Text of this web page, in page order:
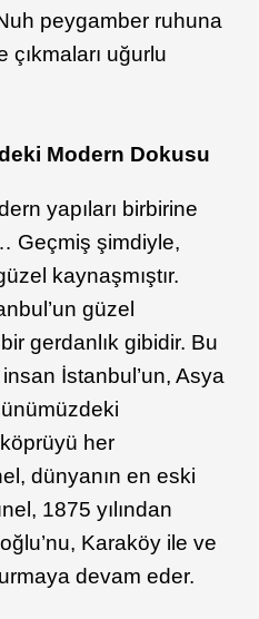
peygamber ruhuna
uğurlu
Modern Dokusu
yapıları birbirine
Geçmiş şimdiyle,
kaynaşmıştır.
güzel
gerdanlık gibidir. Bu
İstanbul’un, Asya
her
dünyanın en eski
1875 yılından
Karaköy ile ve
devam eder.